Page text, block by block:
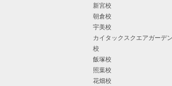
新宮校
朝倉校
宇美校
カイタックスクエアガーデン
校
飯塚校
照葉校
花畑校